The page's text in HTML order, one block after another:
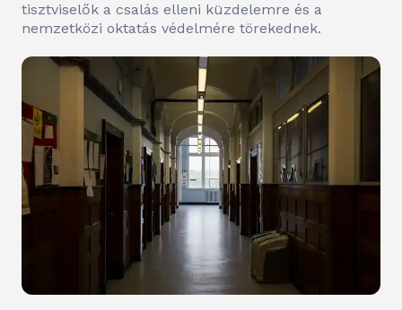
tisztviselők a csalás elleni küzdelemre és a
nemzetközi oktatás védelmére törekednek.